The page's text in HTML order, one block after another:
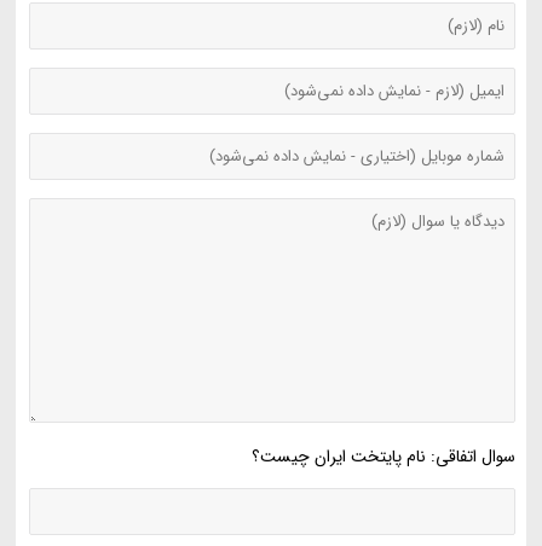
سوال اتفاقی: نام پایتخت ایران چیست؟